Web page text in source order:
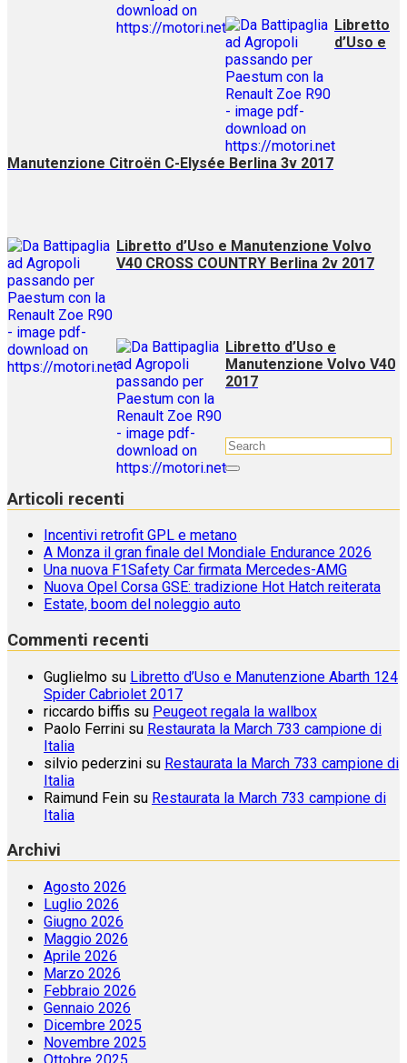
Libretto
d’Uso e
Manutenzione Citroën C-Elysée Berlina 3v 2017
Libretto d’Uso e Manutenzione Volvo
V40 CROSS COUNTRY Berlina 2v 2017
Libretto d’Uso e
Manutenzione Volvo V40
2017
Articoli recenti
Incentivi retrofit GPL e metano
A Monza il gran finale del Mondiale Endurance 2026
Una nuova F1Safety Car firmata Mercedes-AMG
Nuova Opel Corsa GSE: tradizione Hot Hatch reiterata
Estate, boom del noleggio auto
Commenti recenti
Guglielmo su Libretto d’Uso e Manutenzione Abarth 124
Spider Cabriolet 2017
riccardo biffis su Peugeot regala la wallbox
Paolo Ferrini su Restaurata la March 733 campione di
Italia
silvio pederzini su Restaurata la March 733 campione di
Italia
Raimund Fein su Restaurata la March 733 campione di
Italia
Archivi
Agosto 2026
Luglio 2026
Giugno 2026
Maggio 2026
Aprile 2026
Marzo 2026
Febbraio 2026
Gennaio 2026
Dicembre 2025
Novembre 2025